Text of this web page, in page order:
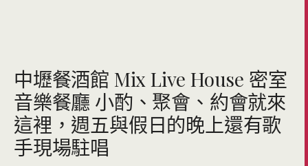
中壢餐酒館 Mix Live House 密室
音樂餐廳 小酌、聚會、約會就來
這裡，週五與假日的晚上還有歌
手現場駐唱